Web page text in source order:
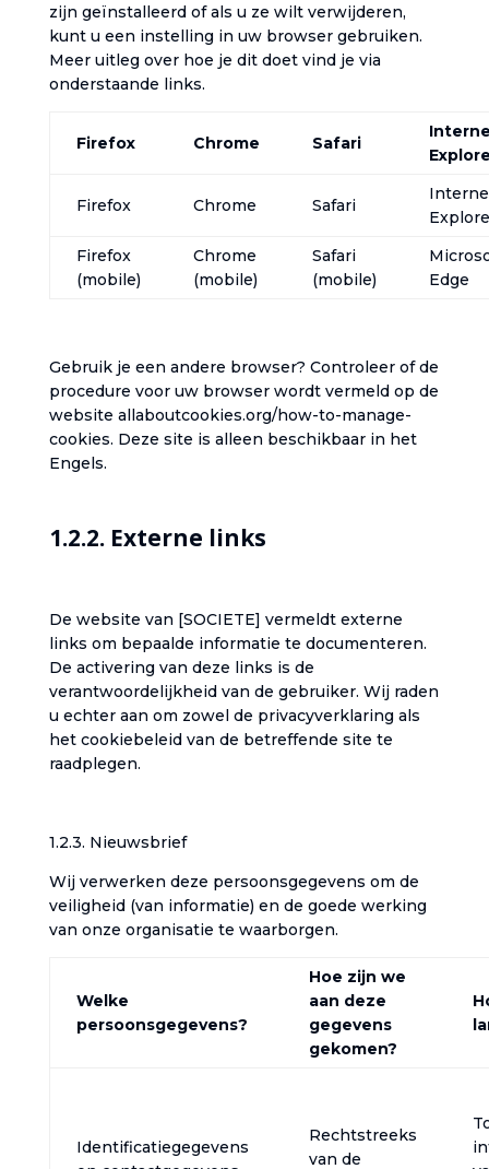
zijn geïnstalleerd of als u ze wilt verwijderen,
kunt u een instelling in uw browser gebruiken.
Meer uitleg over hoe je dit doet vind je via
onderstaande links.‎
Firefox Chrome Safari
Firefox Chrome Safari
Firefox
(mobile)
Chrome
(mobile)
Safari
(mobile)
Edge
‎Gebruik je een andere browser? Controleer of de
procedure voor uw browser wordt vermeld op de
website ‎ allaboutcookies.org/how-to-manage-
cookies. Deze site is alleen beschikbaar in het
Engels.‎
‎1.2.2. Externe links‎
‎De website van ‎[SOCIETE] vermeldt externe
links om bepaalde informatie te documenteren.
De activering van deze links is de
verantwoordelijkheid van de gebruiker. Wij raden
u echter aan om zowel de privacyverklaring als
het cookiebeleid van de betreffende site te
raadplegen.‎
1.2.3. Nieuwsbrief‎
‎Wij verwerken deze persoonsgegevens om de
veiligheid (van informatie) en de goede werking
van onze organisatie te waarborgen.‎
Welke
persoonsgegevens?‎
Hoe zijn we
aan deze
gegevens
gekomen?‎
Identificatiegegevens
Rechtstreeks
van de